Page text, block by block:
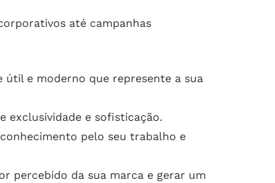
até campanhas
e moderno que represente a sua
exclusividade e sofisticação.
pelo seu trabalho e
percebido da sua marca e gerar um